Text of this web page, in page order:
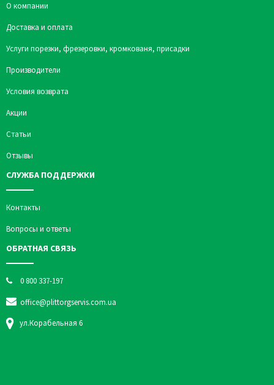
О компании
Доставка и оплата
Услуги порезки, фрезеровки, кромкованя, присадки
Производители
Условия возврата
Акции
Статьи
Отзывы
СЛУЖБА ПОДДЕРЖКИ
Контакты
Вопросы и ответы
ОБРАТНАЯ СВЯЗЬ
0 800 337-197
office@plittorgservis.com.ua
ул.Корабельная 6